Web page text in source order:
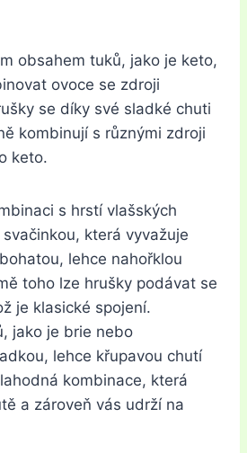
obsahem tuků, jako je keto,
ovoce se zdroji
se díky své sladké chuti
kombinují s různými zdroji
keto.
s hrstí vlašských
která vyvažuje
lehce nahořklou
toho lze hrušky podávat se
je klasické spojení.
jako je brie nebo
lehce křupavou chutí
kombinace, která
a zároveň vás udrží na